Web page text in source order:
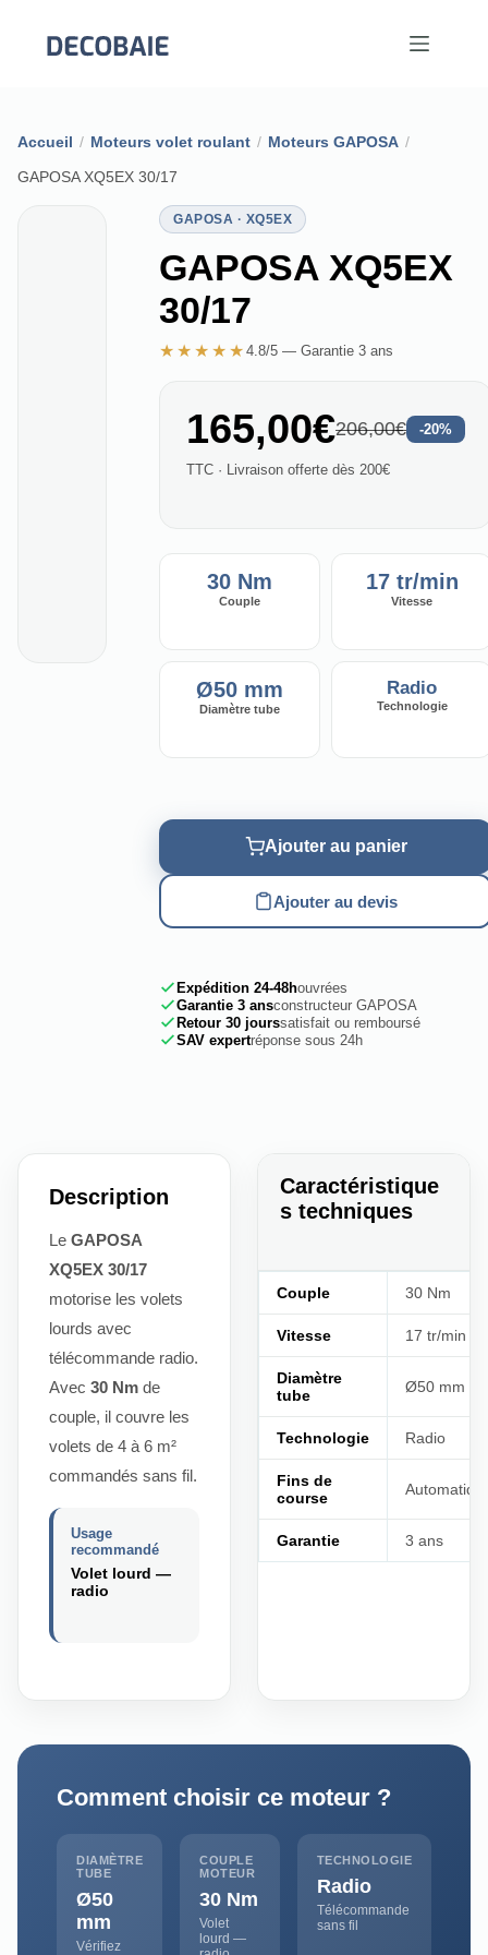
contenu
Accueil / Moteurs volet roulant / Moteurs GAPOSA /
GAPOSA XQ5EX 30/17
GAPOSA · XQ5EX
GAPOSA XQ5EX
30/17
★★★★★ 4.8/5 — Garantie 3 ans
165,00€206,00€ -20%
TTC · Livraison offerte dès 200€
30 Nm
Couple
17 tr/min
Vitesse
Ø50 mm
Diamètre tube
Radio
Technologie
Ajouter au panier
Ajouter au devis
Expédition 24-48houvrées
Garantie 3 ansconstructeur GAPOSA
Retour 30 jourssatisfait ou remboursé
SAV expertréponse sous 24h
Description
Le GAPOSA
XQ5EX 30/17
motorise les volets
lourds avec
télécommande radio.
Avec 30 Nm de
couple, il couvre les
volets de 4 à 6 m²
commandés sans fil.
Usage
recommandé
Volet lourd —
radio
Caractéristique
s techniques
Couple 30 Nm
Vitesse 17 tr/min
Diamètre
tube
Ø50 mm
Technologie Radio
Fins de
course
Garantie 3 ans
Comment choisir ce moteur ?
DIAMÈTRE
TUBE
Ø50
mm
Vérifiez
COUPLE
MOTEUR
30 Nm
Volet
lourd —
TECHNOLOGIE
Radio
Télécommande
sans fil